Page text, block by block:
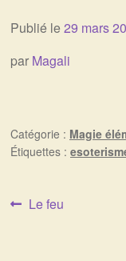
Publié le29 mars
par Magali
Catégorie : Magie
Étiquettes :
Article
Le feu